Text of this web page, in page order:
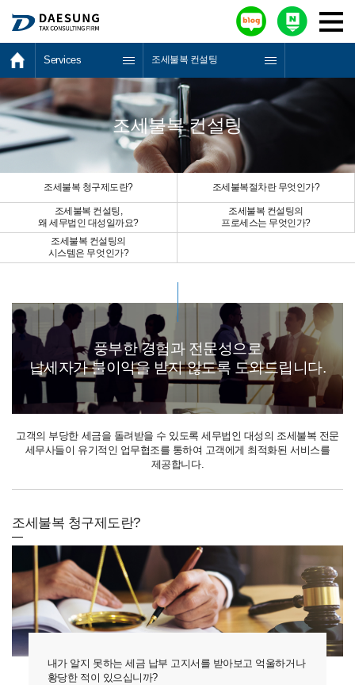
Services 조세불복 컨설팅
조세불복 컨설팅
조세불복 청구제도란? 조세불복절차란 무엇인가?
조세불복 컨설팅,
왜 세무법인 대성일까요?
조세불복 컨설팅의
프로세스는 무엇인가?
조세불복 컨설팅의
시스템은 무엇인가?
풍부한 경험과 전문성으로
납세자가 불이익을 받지 않도록 도와드립니다.
고객의 부당한 세금을 돌려받을 수 있도록 세무법인 대성의 조세불복 전문
세무사들이 유기적인 업무협조를 통하여 고객에게 최적화된 서비스를
제공합니다.
조세불복 청구제도란?
내가 알지 못하는 세금 납부 고지서를 받아보고 억울하거나
황당한 적이 있으십니까?